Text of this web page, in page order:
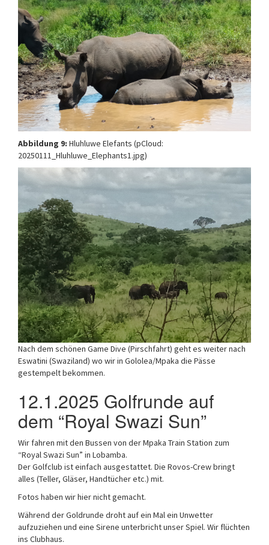
Abbildung 9: Hluhluwe Elefants (pCloud:
20250111_Hluhluwe_Elephants1.jpg)
Nach dem schönen Game Dive (Pirschfahrt) geht es weiter nach
Eswatini (Swaziland) wo wir in Gololea/Mpaka die Pässe
gestempelt bekommen.
12.1.2025 Golfrunde auf
dem “Royal Swazi Sun”
Wir fahren mit den Bussen von der Mpaka Train Station zum
“Royal Swazi Sun” in Lobamba.
Der Golfclub ist einfach ausgestattet. Die Rovos-Crew bringt
alles (Teller, Gläser, Handtücher etc.) mit.
Fotos haben wir hier nicht gemacht.
Während der Goldrunde droht auf ein Mal ein Unwetter
aufzuziehen und eine Sirene unterbricht unser Spiel. Wir flüchten
ins Clubhaus.